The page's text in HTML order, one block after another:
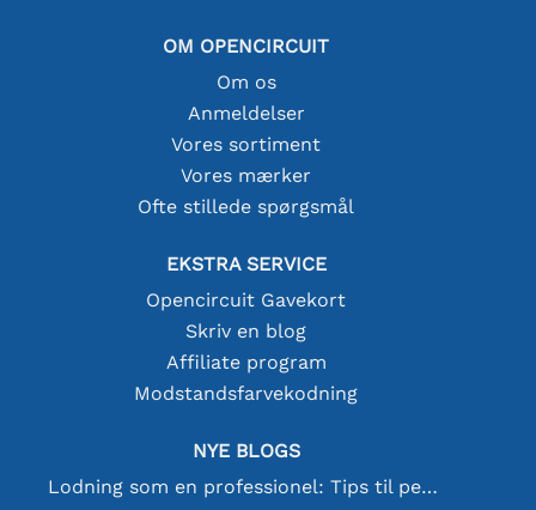
OM OPENCIRCUIT
Om os
Anmeldelser
Vores sortiment
Vores mærker
Ofte stillede spørgsmål
EKSTRA SERVICE
Opencircuit Gavekort
Skriv en blog
Affiliate program
Modstandsfarvekodning
NYE BLOGS
Lodning som en professionel: Tips til perfekte elektroniske forbindelser